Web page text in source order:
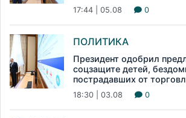
17:44 | 05.08 0
ПОЛИТИКА
Президент одобрил
соцзащите детей,
пострадавших от
18:30 | 03.08 0